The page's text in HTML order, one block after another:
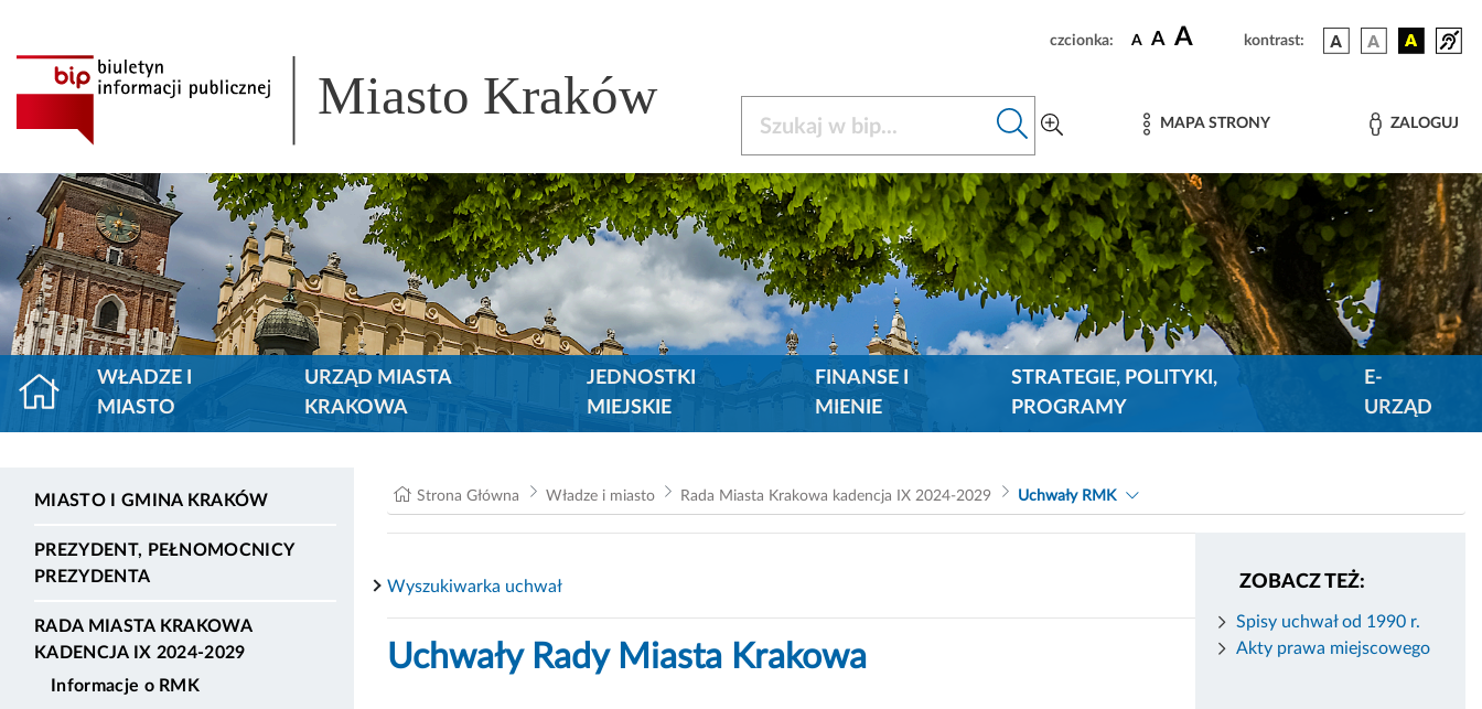
czcionka: A A A kontrast:
Miasto Kraków MAPA STRONY ZALOGUJ
WŁADZE I
MIASTO
URZĄD MIASTA
KRAKOWA
JEDNOSTKI
MIEJSKIE
FINANSE I
MIENIE
STRATEGIE, POLITYKI,
PROGRAMY
E-
URZĄD
MIASTO I GMINA KRAKÓW
PREZYDENT, PEŁNOMOCNICY
PREZYDENTA
RADA MIASTA KRAKOWA
KADENCJA IX 2024-2029
Informacje o RMK
Strona Główna Władze i miasto Rada Miasta Krakowa kadencja IX 2024-2029 Uchwały RMK
ZOBACZ TEŻ:
Spisy uchwał od 1990 r.
Akty prawa miejscowego
Wyszukiwarka uchwał
Uchwały Rady Miasta Krakowa